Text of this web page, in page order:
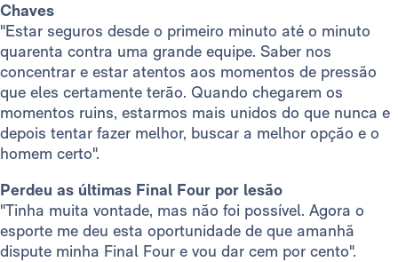
Chaves
"Estar seguros desde o primeiro minuto até o minuto
quarenta contra uma grande equipe. Saber nos
concentrar e estar atentos aos momentos de pressão
que eles certamente terão. Quando chegarem os
momentos ruins, estarmos mais unidos do que nunca e
depois tentar fazer melhor, buscar a melhor opção e o
homem certo".
Perdeu as últimas Final Four por lesão
"Tinha muita vontade, mas não foi possível. Agora o
esporte me deu esta oportunidade de que amanhã
dispute minha Final Four e vou dar cem por cento".